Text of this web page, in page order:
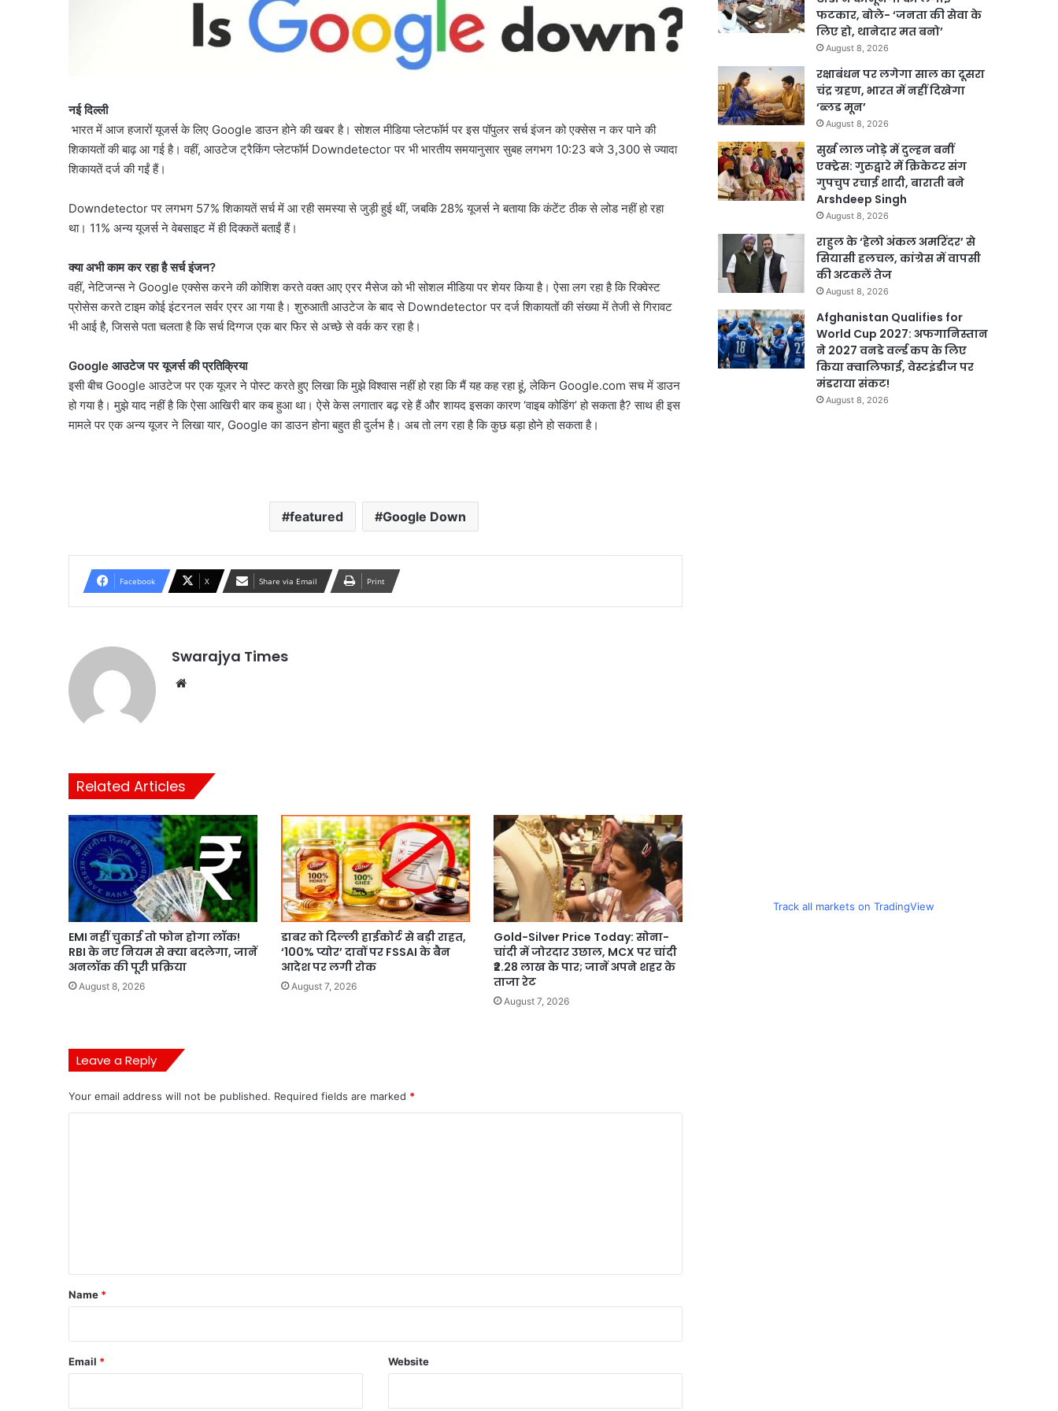
नई दिल्ली
भारत में आज हजारों यूजर्स के लिए Google डाउन होने की खबर है। सोशल मीडिया प्लेटफॉर्म पर इस पॉपुलर सर्च इंजन को एक्सेस न कर पाने की
शिकायतों की बाढ़ आ गई है। वहीं, आउटेज ट्रैकिंग प्लेटफॉर्म Downdetector पर भी भारतीय समयानुसार सुबह लगभग 10:23 बजे 3,300 से ज्यादा
शिकायतें दर्ज की गईं हैं।
Downdetector पर लगभग 57% शिकायतें सर्च में आ रही समस्या से जुड़ी हुई थीं, जबकि 28% यूजर्स ने बताया कि कंटेंट ठीक से लोड नहीं हो रहा
था। 11% अन्य यूजर्स ने वेबसाइट में ही दिक्कतें बताईं हैं।
क्या अभी काम कर रहा है सर्च इंजन?
वहीं, नेटिजन्स ने Google एक्सेस करने की कोशिश करते वक्त आए एरर मैसेज को भी सोशल मीडिया पर शेयर किया है। ऐसा लग रहा है कि रिक्वेस्ट
प्रोसेस करते टाइम कोई इंटरनल सर्वर एरर आ गया है। शुरुआती आउटेज के बाद से Downdetector पर दर्ज शिकायतों की संख्या में तेजी से गिरावट
भी आई है, जिससे पता चलता है कि सर्च दिग्गज एक बार फिर से अच्छे से वर्क कर रहा है।
Google आउटेज पर यूजर्स की प्रतिक्रिया
इसी बीच Google आउटेज पर एक यूजर ने पोस्ट करते हुए लिखा कि मुझे विश्वास नहीं हो रहा कि मैं यह कह रहा हूं, लेकिन Google.com सच में डाउन
हो गया है। मुझे याद नहीं है कि ऐसा आखिरी बार कब हुआ था। ऐसे केस लगातार बढ़ रहे हैं और शायद इसका कारण ‘वाइब कोडिंग’ हो सकता है? साथ ही इस
मामले पर एक अन्य यूजर ने लिखा यार, Google का डाउन होना बहुत ही दुर्लभ है। अब तो लग रहा है कि कुछ बड़ा होने हो सकता है।
featured Google Down
Facebook X Share via Email Print
Swarajya Times
Related Articles
EMI नहीं चुकाई तो फोन होगा लॉक!
RBI के नए नियम से क्या बदलेगा, जानें
अनलॉक की पूरी प्रक्रिया
August 8, 2026
डाबर को दिल्ली हाईकोर्ट से बड़ी राहत,
‘100% प्योर’ दावों पर FSSAI के बैन
आदेश पर लगी रोक
August 7, 2026
Gold-Silver Price Today: सोना-
चांदी में जोरदार उछाल, MCX पर चांदी
₹2.28 लाख के पार; जानें अपने शहर के
ताजा रेट
August 7, 2026
Leave a Reply
Your email address will not be published. Required fields are marked *
*
Name *
Email * Website
फटकार, बोले- ‘जनता की सेवा के
लिए हो, थानेदार मत बनो’
August 8, 2026
रक्षाबंधन पर लगेगा साल का दूसरा
चंद्र ग्रहण, भारत में नहीं दिखेगा
‘ब्लड मून’
August 8, 2026
सुर्ख लाल जोड़े में दुल्हन बनीं
एक्ट्रेस: गुरुद्वारे में क्रिकेटर संग
गुपचुप रचाई शादी, बाराती बने
Arshdeep Singh
August 8, 2026
राहुल के ‘हेलो अंकल अमरिंदर’ से
सियासी हलचल, कांग्रेस में वापसी
की अटकलें तेज
August 8, 2026
Afghanistan Qualifies for
World Cup 2027: अफगानिस्तान
ने 2027 वनडे वर्ल्ड कप के लिए
किया क्वालिफाई, वेस्टइंडीज पर
मंडराया संकट!
August 8, 2026
Track all markets on TradingView